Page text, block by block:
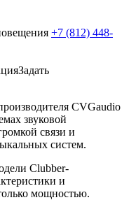
+7 (812) 448-
Задать
CVGaudio
звуковой
связи и
систем.
Clubber-
и
мощностью.